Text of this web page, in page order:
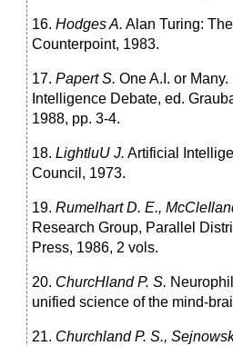
16. Hodges A. Alan Turing:
Counterpoint, 1983.
17. Papert S. One A.I. or Many.
Intelligence Debate, ed.
1988, pp. 3-4.
18. LightluU J. Artificial
Council, 1973.
19. Rumelhart D. E.,
Research Group, Parallel
Press, 1986, 2 vols.
20. ChurcHland P. S.
unified science of the mind-
21. Churchland P. S.,